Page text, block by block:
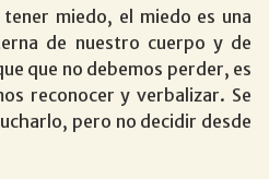
miedo, el miedo es una
de nuestro cuerpo y de
que no debemos perder, es
reconocer y verbalizar. Se
pero no decidir desde